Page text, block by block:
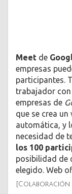
Meet de
empresas
participantes.
trabajador con
empresas de
que se crea
automática, y
necesidad de
los 100
posibilidad de
elegido. Web
[Colaboración